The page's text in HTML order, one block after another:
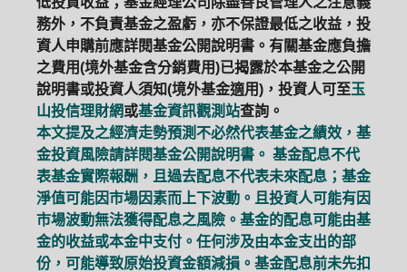
務外，不負責基金之盈虧，亦不保證最低之收益，投
資人申購前應詳閱基金公開說明書。有關基金應負擔
之費用(境外基金含分銷費用)已揭露於本基金之公開
說明書或投資人須知(境外基金適用)，投資人可至玉
山投信理財網或基金資訊觀測站查詢。
本文提及之經濟走勢預測不必然代表基金之績效，基
金投資風險請詳閱基金公開說明書。 基金配息不代
表基金實際報酬，且過去配息不代表未來配息；基金
淨值可能因市場因素而上下波動。且投資人可能有因
市場波動無法獲得配息之風險。基金的配息可能由基
金的收益或本金中支付。任何涉及由本金支出的部
份，可能導致原始投資金額減損。基金配息前未先扣